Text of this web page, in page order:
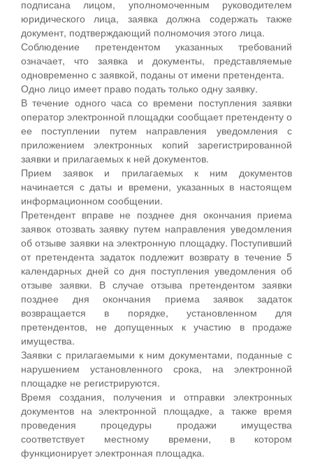
подписана лицом, уполномоченным руководителем
юридического лица, заявка должна содержать также
документ, подтверждающий полномочия этого лица.
Соблюдение претендентом указанных требований
означает, что заявка и документы, представляемые
одновременно с заявкой, поданы от имени претендента.
Одно лицо имеет право подать только одну заявку.
В течение одного часа со времени поступления заявки
оператор электронной площадки сообщает претенденту о
ее поступлении путем направления уведомления с
приложением электронных копий зарегистрированной
заявки и прилагаемых к ней документов.
Прием заявок и прилагаемых к ним документов
начинается с даты и времени, указанных в настоящем
информационном сообщении.
Претендент вправе не позднее дня окончания приема
заявок отозвать заявку путем направления уведомления
об отзыве заявки на электронную площадку. Поступивший
от претендента задаток подлежит возврату в течение 5
календарных дней со дня поступления уведомления об
отзыве заявки. В случае отзыва претендентом заявки
позднее дня окончания приема заявок задаток
возвращается в порядке, установленном для
претендентов, не допущенных к участию в продаже
имущества.
Заявки с прилагаемыми к ним документами, поданные с
нарушением установленного срока, на электронной
площадке не регистрируются.
Время создания, получения и отправки электронных
документов на электронной площадке, а также время
проведения процедуры продажи имущества
соответствует местному времени, в котором
функционирует электронная площадка.